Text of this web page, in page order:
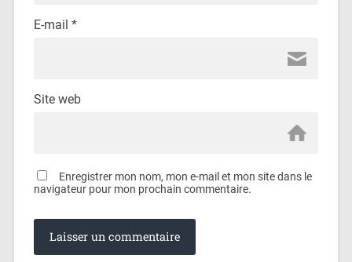
E-mail *
Site web
Enregistrer mon nom, mon e-mail et mon site dans le
navigateur pour mon prochain commentaire.